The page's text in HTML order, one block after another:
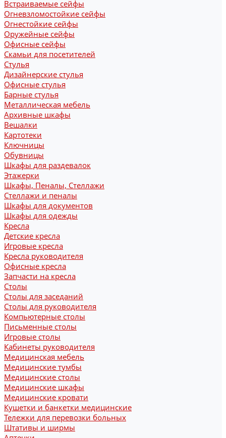
Встраиваемые сейфы
Огневзломостойкие сейфы
Огнестойкие сейфы
Оружейные сейфы
Офисные сейфы
Скамьи для посетителей
Стулья
Дизайнерские стулья
Офисные стулья
Барные стулья
Металлическая мебель
Архивные шкафы
Вешалки
Картотеки
Ключницы
Обувницы
Шкафы для раздевалок
Этажерки
Шкафы, Пеналы, Стеллажи
Стеллажи и пеналы
Шкафы для документов
Шкафы для одежды
Кресла
Детские кресла
Игровые кресла
Кресла руководителя
Офисные кресла
Запчасти на кресла
Столы
Столы для заседаний
Столы для руководителя
Компьютерные столы
Письменные столы
Игровые столы
Кабинеты руководителя
Медицинская мебель
Медицинские тумбы
Медицинские столы
Медицинские шкафы
Медицинские кровати
Кушетки и банкетки медицинские
Тележки для перевозки больных
Штативы и ширмы